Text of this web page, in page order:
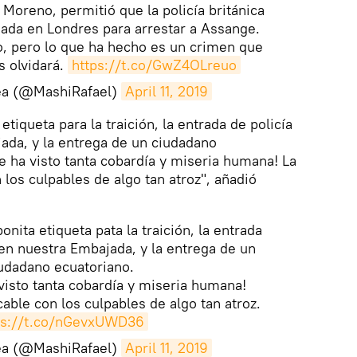
permitió que la policía británica
en Londres para arrestar a Assange.
pero lo que ha hecho es un crimen que
olvidará. https://t.co/GwZ4OLreuo
(@MashiRafael) April 11, 2019
para la traición, la entrada de policía
y la entrega de un ciudadano
ha visto tanta cobardía y miseria humana! La
culpables de algo tan atroz", añadió
etiqueta pata la traición, la entrada
nuestra Embajada, y la entrega de un
ecuatoriano.
tanta cobardía y miseria humana!
con los culpables de algo tan atroz.
t.co/nGevxUWD36
(@MashiRafael) April 11, 2019